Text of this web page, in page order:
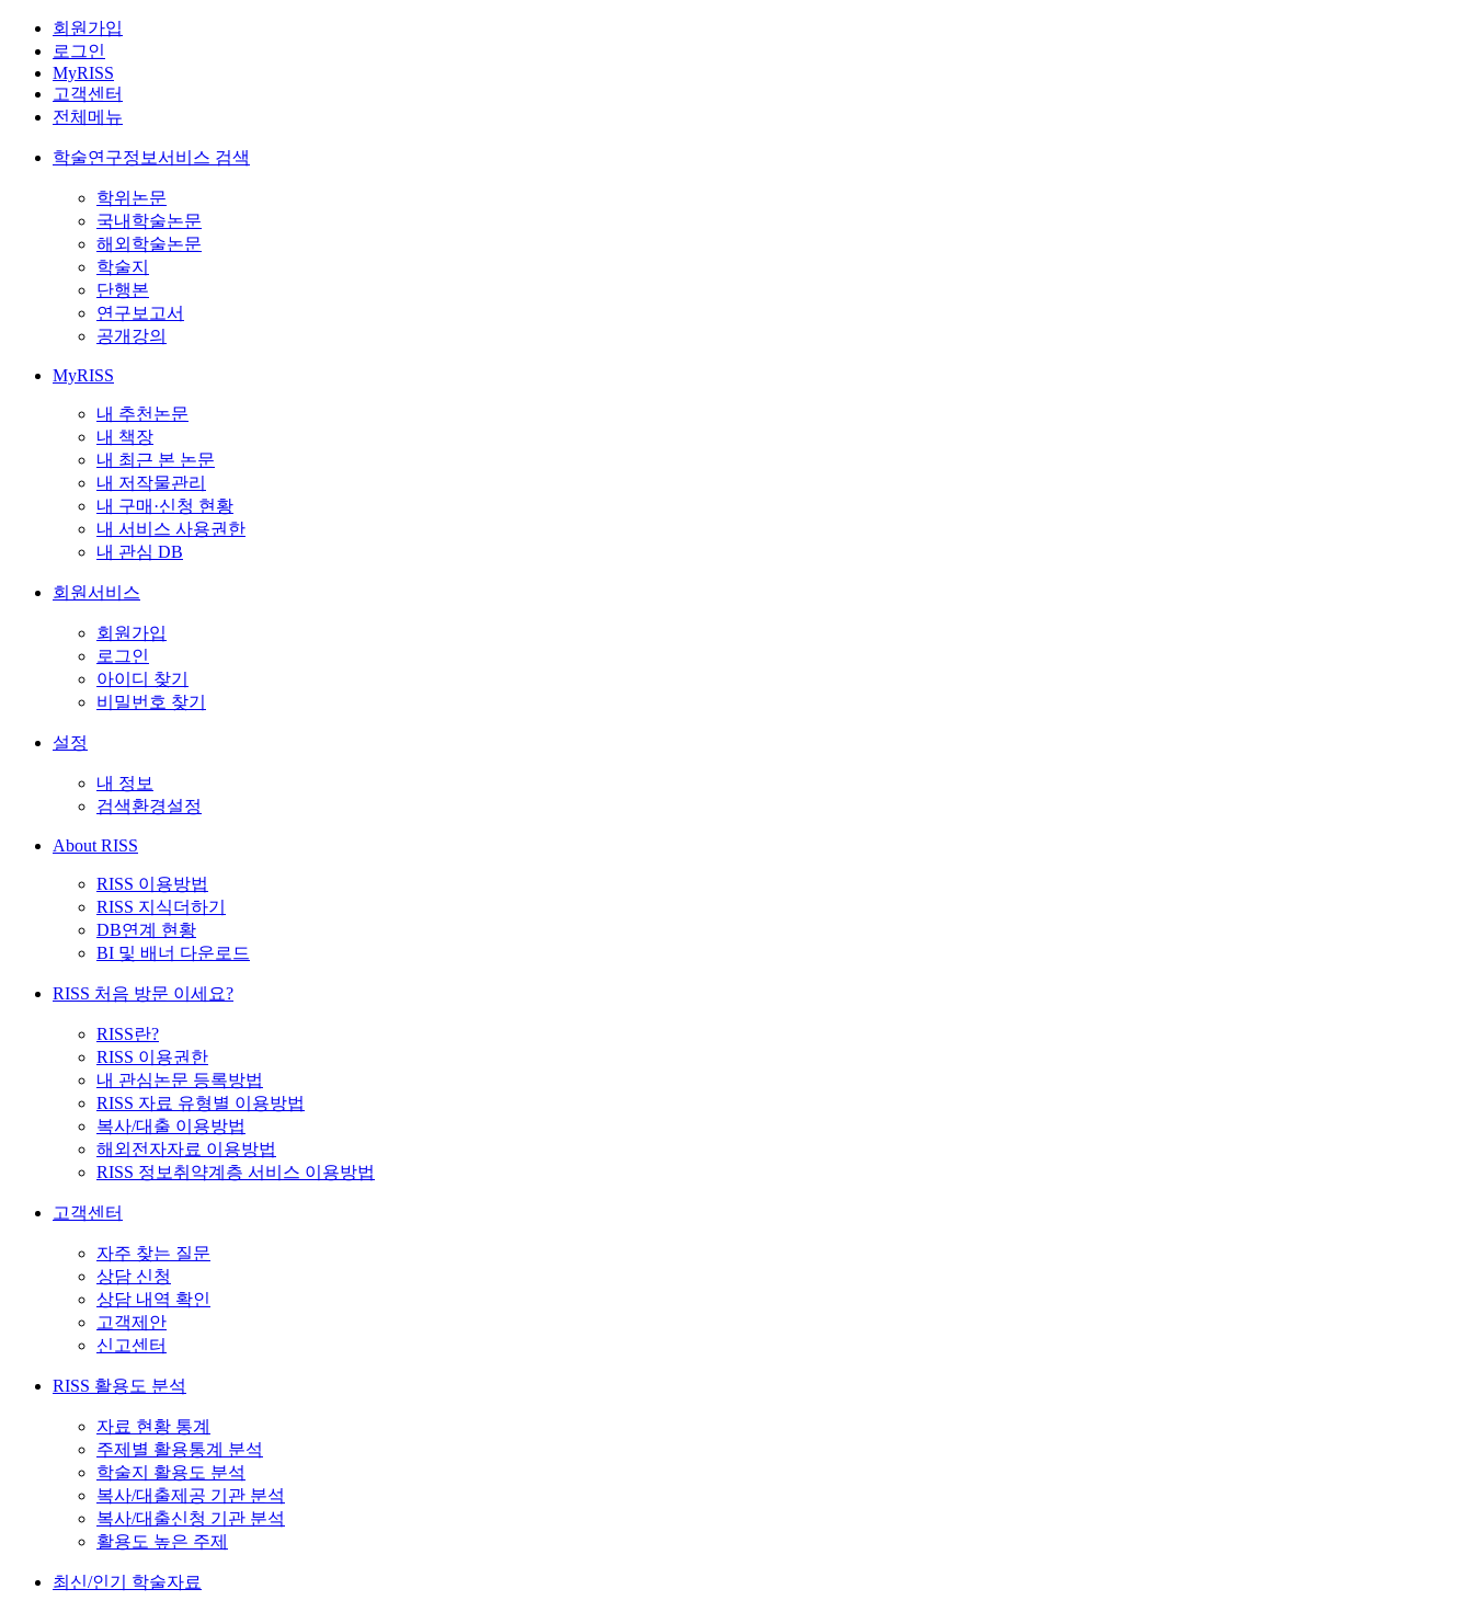
회원가입
로그인
MyRISS
고객센터
전체메뉴
학술연구정보서비스 검색
학위논문
국내학술논문
해외학술논문
학술지
단행본
연구보고서
공개강의
MyRISS
내 추천논문
내 책장
내 최근 본 논문
내 저작물관리
내 구매·신청 현황
내 서비스 사용권한
내 관심 DB
회원서비스
회원가입
로그인
아이디 찾기
비밀번호 찾기
설정
내 정보
검색환경설정
About RISS
RISS 이용방법
RISS 지식더하기
DB연계 현황
BI 및 배너 다운로드
RISS 처음 방문 이세요?
RISS란?
RISS 이용권한
내 관심논문 등록방법
RISS 자료 유형별 이용방법
복사/대출 이용방법
해외전자자료 이용방법
RISS 정보취약계층 서비스 이용방법
고객센터
자주 찾는 질문
상담 신청
상담 내역 확인
고객제안
신고센터
RISS 활용도 분석
자료 현황 통계
주제별 활용통계 분석
학술지 활용도 분석
복사/대출제공 기관 분석
복사/대출신청 기관 분석
활용도 높은 주제
최신/인기 학술자료